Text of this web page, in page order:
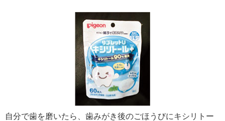
自分で歯を磨いたら、歯みがき後のごほうびにキシリトー